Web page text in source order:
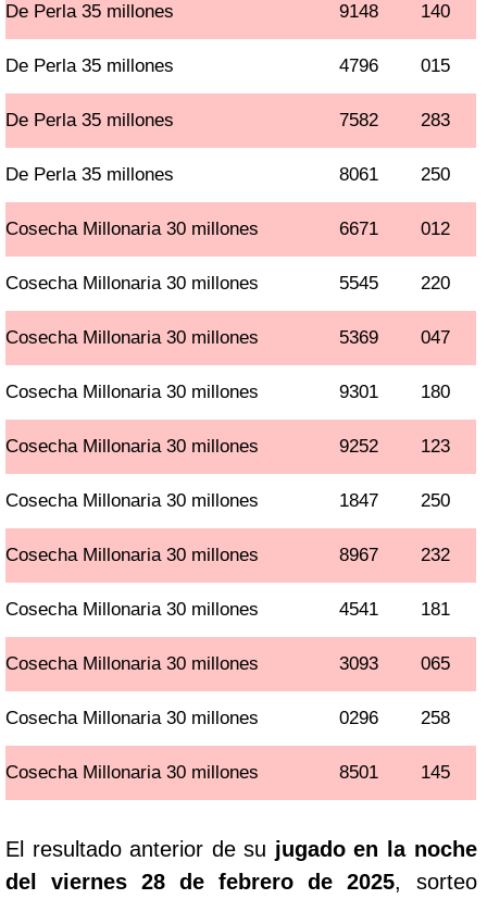
De Perla 35 millones 9148 140
De Perla 35 millones 4796 015
De Perla 35 millones 7582 283
De Perla 35 millones 8061 250
Cosecha Millonaria 30 millones 6671 012
Cosecha Millonaria 30 millones 5545 220
Cosecha Millonaria 30 millones 5369 047
Cosecha Millonaria 30 millones 9301 180
Cosecha Millonaria 30 millones 9252 123
Cosecha Millonaria 30 millones 1847 250
Cosecha Millonaria 30 millones 8967 232
Cosecha Millonaria 30 millones 4541 181
Cosecha Millonaria 30 millones 3093 065
Cosecha Millonaria 30 millones 0296 258
Cosecha Millonaria 30 millones 8501 145
El resultado anterior de su jugado en la noche
del viernes 28 de febrero de 2025, sorteo